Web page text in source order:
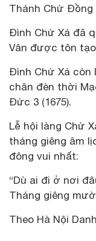
Thánh Chử Đồng
Đình Chử Xá đã
Vân được tôn
Đình Chử Xá còn
chân đèn thời
Đức 3 (1675).
Lễ hội làng Chử
tháng giêng âm
đông vui nhất:
“Dù ai đi ở nơi
Tháng giêng
Theo Hà Nội